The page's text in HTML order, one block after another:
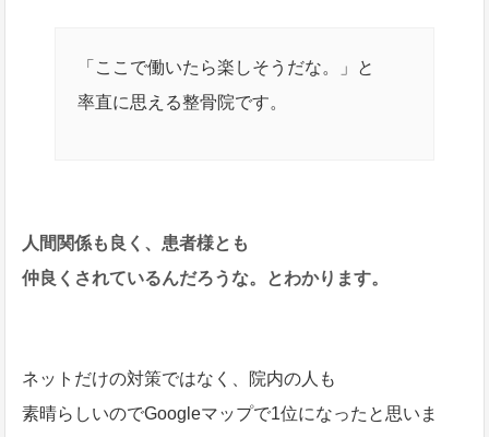
「ここで働いたら楽しそうだな。」と
率直に思える整骨院です。
人間関係も良く、患者様とも
仲良くされているんだろうな。とわかります。
ネットだけの対策ではなく、院内の人も
素晴らしいのでGoogleマップで1位になったと思いま